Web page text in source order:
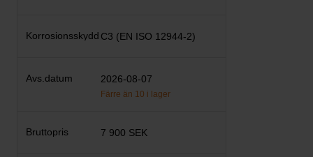
C3 (EN ISO 12944-2)
2026-08-07
Färre än 10 i lager
7 900 SEK